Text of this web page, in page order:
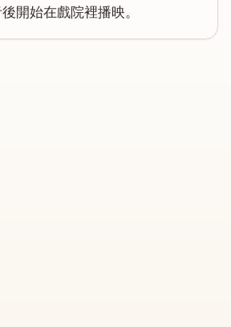
後開始在戲院裡播映。